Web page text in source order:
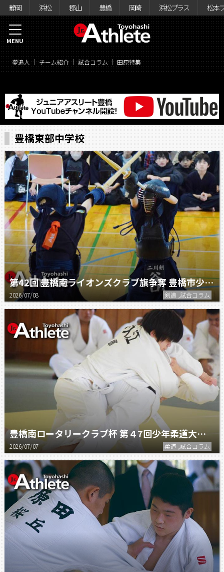
静岡 浜松 郡山 豊橋 岡崎 浜松プラス 松本
夢追人 チーム紹介 試合コラム 田原特集
MENU
豊橋東部中学校
第42回 豊橋南ライオンズクラブ旗争奪 豊橋市少年剣道大会
2026/07/08 剣道 ,試合コラム
豊橋南ロータリークラブ杯 第４7回少年柔道大会 オリンピアン・パラリンピアンスペシャル交流会
2026/07/07 柔道 ,試合コラム